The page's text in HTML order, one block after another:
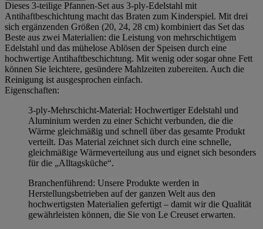
Dieses 3-teilige Pfannen-Set aus 3-ply-Edelstahl mit
Antihaftbeschichtung macht das Braten zum Kinderspiel. Mit drei
sich ergänzenden Größen (20, 24, 28 cm) kombiniert das Set das
Beste aus zwei Materialien: die Leistung von mehrschichtigem
Edelstahl und das mühelose Ablösen der Speisen durch eine
hochwertige Antihaftbeschichtung. Mit wenig oder sogar ohne Fett
können Sie leichtere, gesündere Mahlzeiten zubereiten. Auch die
Reinigung ist ausgesprochen einfach.
Eigenschaften:
3-ply-Mehrschicht-Material: Hochwertiger Edelstahl und
Aluminium werden zu einer Schicht verbunden, die die
Wärme gleichmäßig und schnell über das gesamte Produkt
verteilt. Das Material zeichnet sich durch eine schnelle,
gleichmäßige Wärmeverteilung aus und eignet sich besonders
für die „Alltagsküche“.
Branchenführend: Unsere Produkte werden in
Herstellungsbetrieben auf der ganzen Welt aus den
hochwertigsten Materialien gefertigt – damit wir die Qualität
gewährleisten können, die Sie von Le Creuset erwarten.